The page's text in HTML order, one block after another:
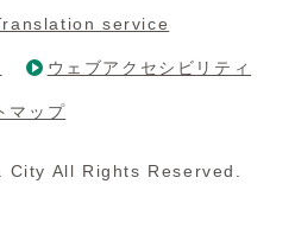
service
ウェブアクセシビリティ
マップ
All Rights Reserved.